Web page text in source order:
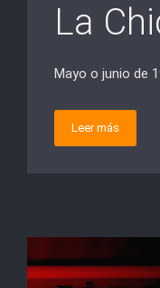
La
Mayo o junio de
Leer más